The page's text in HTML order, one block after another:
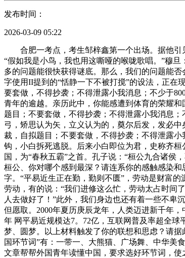
发布时间：
2026-03-09 05:22
合肥一考点，考生邹梓鑫第一个出场。据他引
“假如我是小鸟，我也用这嘶哑的喉咙歌唱。”穆
多的问题能很快获得谜底。那么，我们的问题能
字使用II提到的“恬静一下不被打搅”的设法，正在
要套做，不得抄袭；不得泄露小我消息；不少于
青年的逾越。亲历此中，你能感遭到体育的荣耀
题目；不要套做，不得抄袭；不得泄露小我消息
弓，矫思认为矢，立义认为的，奠尔后发，发必
裁，自拟题目；不要套做，不得抄袭；不得泄露
钩，小白拆死逃脱。后来小白即位为君，史称齐
国，为“春秋五霸”之首。孔子说：“桓公九合诸侯
桓公、你对哪个感到最深？请连系你的感触感染
字。“平易近生正在勤，勤则不匮”，劳动是财富
劳动，有的说：“我们进修这么忙，劳动太占时间
人去做好了！”此外，我们身边也还有着一些不卑
但愿取。2000年夏历庚辰龙年，人类迈进新千年
年 网平易近规模达7。72亿，互联网普及率超全
梦、圆梦。以上材料触发了你的联想和思虑？请
国环节词”有：一带一、大熊猫、广场舞、中华美
文章帮帮外国青年读懂中国，要求选好环节词，